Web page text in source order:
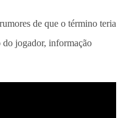
de que o término teria
do jogador, informação